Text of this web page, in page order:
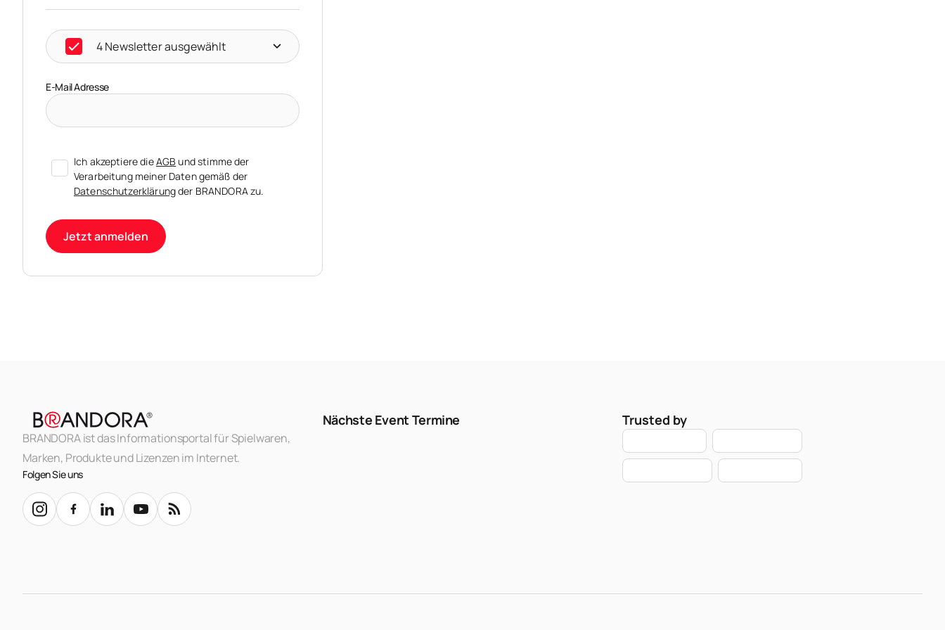
4 Newsletter ausgewählt
E-Mail Adresse
Ich akzeptiere dieAGBund stimme der
Verarbeitung meiner Daten gemäß der
Datenschutzerklärungder BRANDORA zu.
Jetzt anmelden
BRANDORA ist das Informationsportal für Spielwaren,
Marken, Produkte und Lizenzen im Internet.
Folgen Sie uns
Nächste Event Termine Trusted by